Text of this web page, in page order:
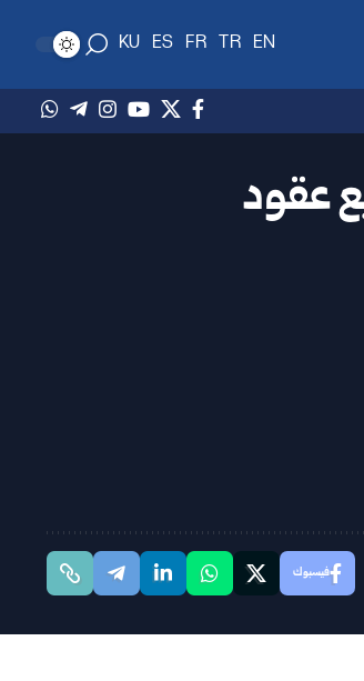
EN
TR
FR
ES
KU
عقود
فيسبوك